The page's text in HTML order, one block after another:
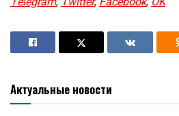
Актуальные новости